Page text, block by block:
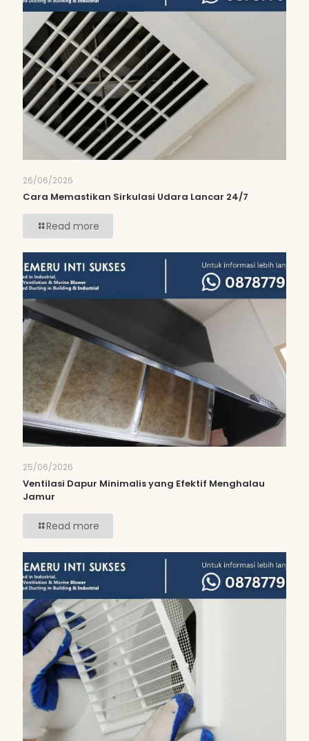
26/06/2026
Cara Memastikan Sirkulasi Udara Lancar 24/7
Read more
25/06/2026
Ventilasi Dapur Minimalis yang Efektif Menghalau
Jamur
Read more